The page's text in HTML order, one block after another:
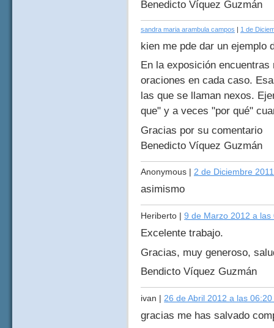
Benedicto Víquez Guzmán
sandra maria arambula campos 1 de
kien me pde dar un ejemplo
En la exposición
oraciones en cada caso.
las que se llaman nexos.
que" y a veces "por qué"
Gracias por su comentario
Benedicto Víquez Guzmán
Anonymous | 2 de Diciembre
asimismo
Heriberto | 9 de Marzo 2012 a las
Excelente trabajo.
Gracias, muy generoso,
Bendicto Víquez Guzmán
ivan | 26 de Abril 2012 a las 06:20
gracias me has salvado